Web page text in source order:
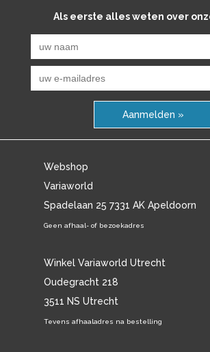
Als eerste alles weten over
Aanmelden »
Webshop
Variaworld
Spadelaan 25 7331 AK Apeldoorn
Geen afhaal- of bezoekadres
Winkel Variaworld Utrecht
Oudegracht 218
3511 NS Utrecht
Tevens afhaaladres na bestelling